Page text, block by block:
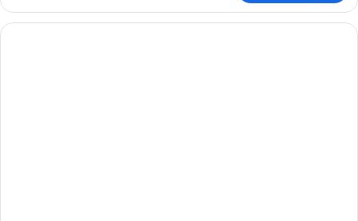
เกี่ยว
กับ
ห้อง